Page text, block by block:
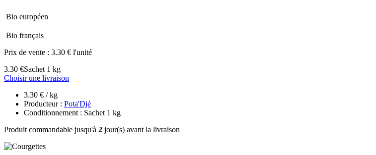
Bio européen
Bio français
Prix de vente : 3.30 € l'unité
3.30 €Sachet 1 kg
Choisir une livraison
3.30 € / kg
Producteur : Pota'Djé
Conditionnement : Sachet 1 kg
Produit commandable jusqu'à 2 jour(s) avant la livraison